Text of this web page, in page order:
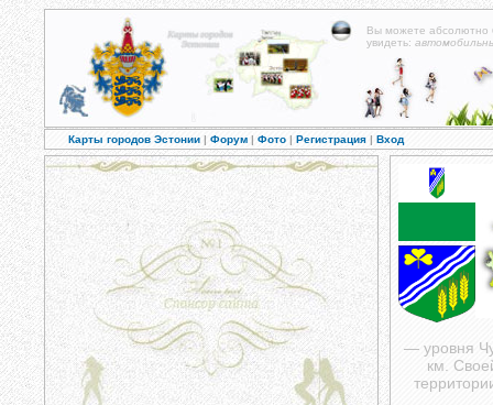
Вы можете абсолютно
увидеть:
Карты городов Эстонии | Форум | Фото | Регистрация | Вход
— уровня
км.